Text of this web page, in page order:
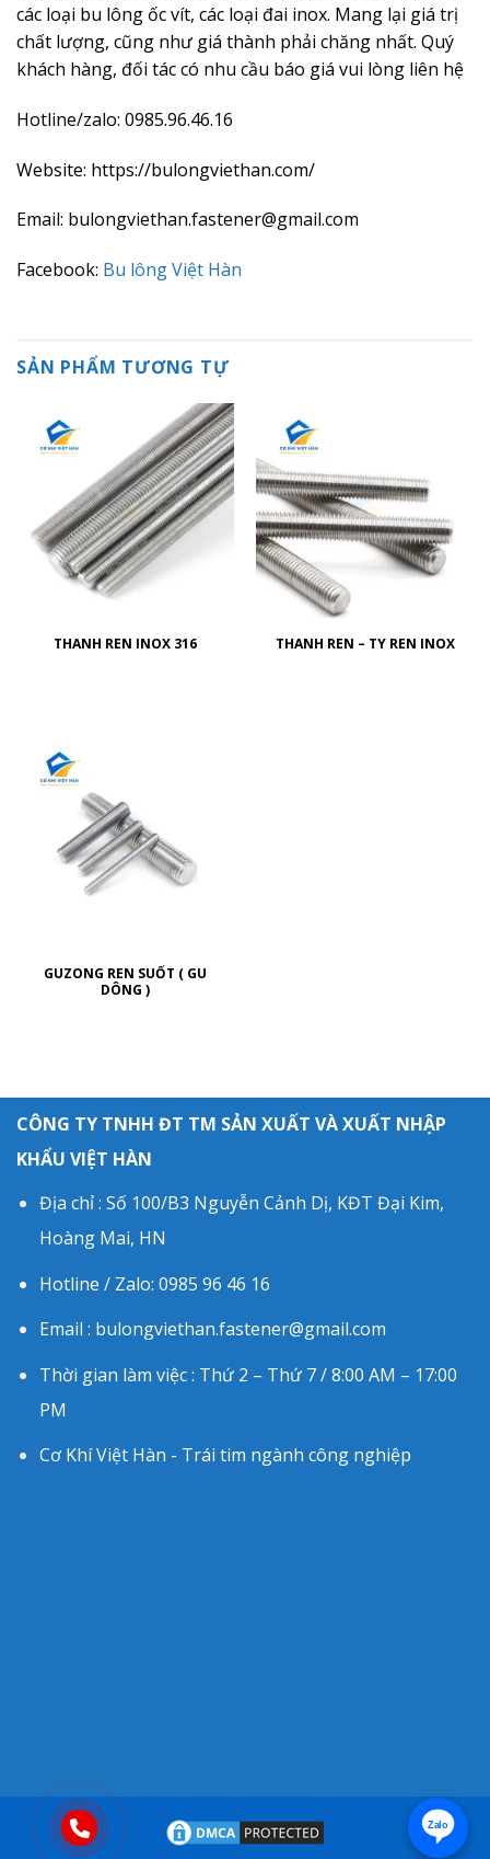
các loại bu lông ốc vít, các loại đai inox. Mang lại giá trị
chất lượng, cũng như giá thành phải chăng nhất. Quý
khách hàng, đối tác có nhu cầu báo giá vui lòng liên hệ
Hotline/zalo: 0985.96.46.16
Website: https://bulongviethan.com/
Email: bulongviethan.fastener@gmail.com
Facebook: Bu lông Việt Hàn
SẢN PHẨM TƯƠNG TỰ
THANH REN INOX 316 THANH REN – TY REN INOX
GUZONG REN SUỐT ( GU
DÔNG )
CÔNG TY TNHH ĐT TM SẢN XUẤT VÀ XUẤT NHẬP
KHẨU VIỆT HÀN
Địa chỉ : Số 100/B3 Nguyễn Cảnh Dị, KĐT Đại Kim,
Hoàng Mai, HN
Hotline / Zalo: 0985 96 46 16
Email : bulongviethan.fastener@gmail.com
Thời gian làm việc : Thứ 2 – Thứ 7 / 8:00 AM – 17:00
PM
Cơ Khí Việt Hàn - Trái tim ngành công nghiệp
Zalo